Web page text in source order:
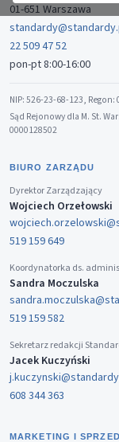
01-651 Warszawa
22 509 47 52
pon-pt 8:00-16:00
NIP: 526-23-68-123, Regon:
Sąd Rejonowy dla M. St.
0000128502
BIURO ZARZĄDU
Dyrektor Zarządzający
Wojciech Orzełowski
519 159 649
Koordynatorka ds.
Sandra Moczulska
519 159 582
Sekretarz redakcji
Jacek Kuczyński
608 344 363
MARKETING I